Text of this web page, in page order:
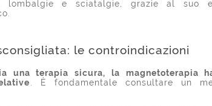
lombalgie e sciatalgie, grazie al suo
le controindicazioni
una terapia sicura, la magnetoterapia
. È fondamentale consultare un